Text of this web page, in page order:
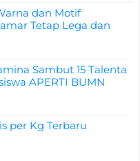
dan Motif
Tetap Lega dan
Sambut 15 Talenta
APERTI BUMN
per Kg Terbaru